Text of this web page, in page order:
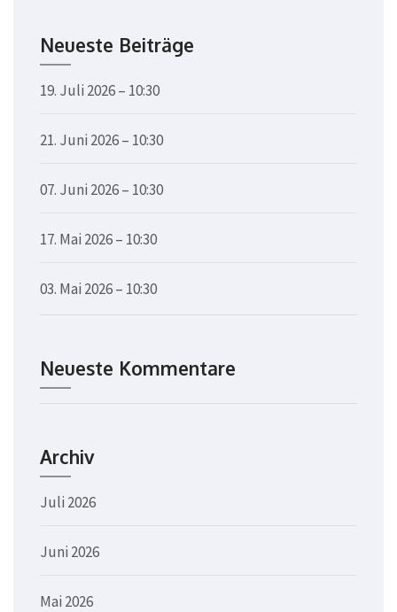
Neueste Beiträge
19. Juli 2026 – 10:30
21. Juni 2026 – 10:30
07. Juni 2026 – 10:30
17. Mai 2026 – 10:30
03. Mai 2026 – 10:30
Neueste Kommentare
Archiv
Juli 2026
Juni 2026
Mai 2026